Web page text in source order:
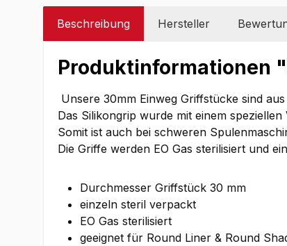
Beschreibung Hersteller
Produktinformationen
Unsere 30mm Einweg Griffstücke sind
Das Silikongrip wurde mit einem
Somit ist auch bei schweren
Die Griffe werden EO Gas sterilisiert und
Durchmesser Griffstück 30 mm
einzeln steril verpackt
EO Gas sterilisiert
geeignet für Round Liner & Round